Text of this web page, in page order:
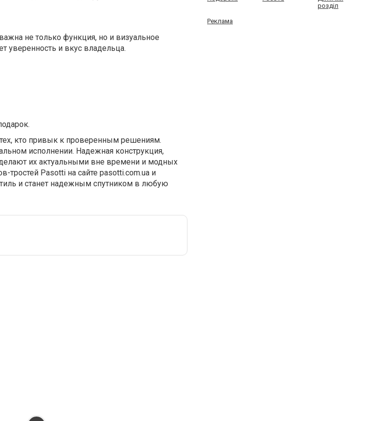
не только функция, но и визуальное
уверенность и вкус владельца.
кто привык к проверенным решениям.
исполнении. Надежная конструкция,
их актуальными вне времени и модных
тростей Pasotti на сайте pasotti.com.ua и
и станет надежным спутником в любую
розділ
Реклама